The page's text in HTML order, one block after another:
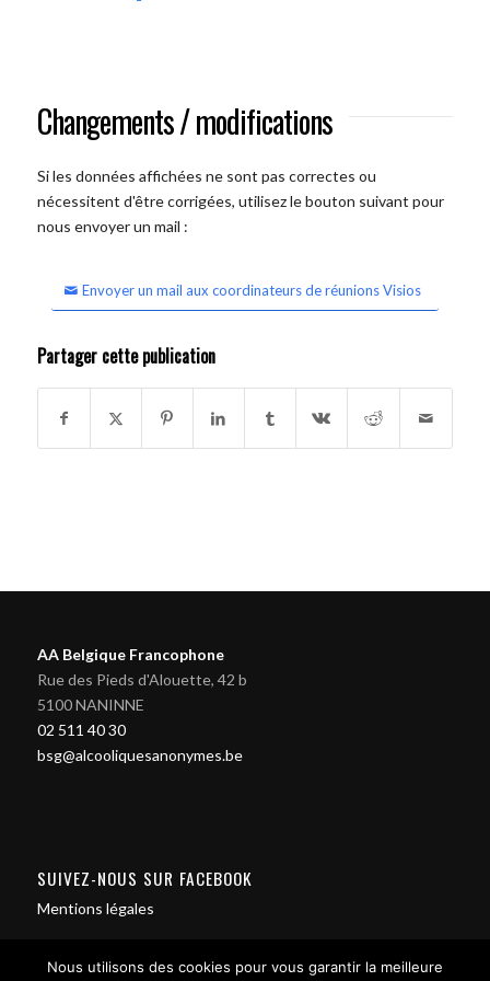
Changements / modifications
Si les données affichées ne sont pas correctes ou
nécessitent d'être corrigées, utilisez le bouton suivant pour
nous envoyer un mail :
Envoyer un mail aux coordinateurs de réunions Visios
Partager cette publication
AA Belgique Francophone
Rue des Pieds d'Alouette, 42 b
5100 NANINNE
02 511 40 30
bsg@alcooliquesanonymes.be
SUIVEZ-NOUS SUR FACEBOOK
Mentions légales
Nous utilisons des cookies pour vous garantir la meilleure